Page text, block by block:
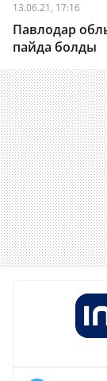
13.06.21, 17:16
Павлодар
пайда болды